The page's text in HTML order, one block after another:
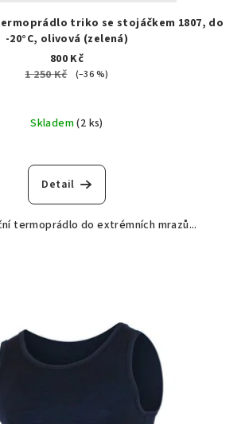
termoprádlo triko se stojáčkem 1807, do
-20°C, olivová (zelená)
800 Kč
1 250 Kč
(–36 %)
Skladem(2 ks)
Detail
termoprádlo do extrémních mrazů...